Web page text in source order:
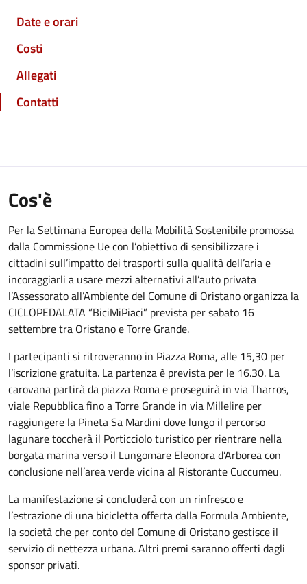
Date e orari
Costi
Allegati
Contatti
Cos'è
Per la Settimana Europea della Mobilità Sostenibile promossa
dalla Commissione Ue con l’obiettivo di sensibilizzare i
cittadini sull’impatto dei trasporti sulla qualità dell’aria e
incoraggiarli a usare mezzi alternativi all’auto privata
l’Assessorato all’Ambiente del Comune di Oristano organizza la
CICLOPEDALATA “BiciMiPiaci” prevista per sabato 16
settembre tra Oristano e Torre Grande.
I partecipanti si ritroveranno in Piazza Roma, alle 15,30 per
l’iscrizione gratuita. La partenza è prevista per le 16.30. La
carovana partirà da piazza Roma e proseguirà in via Tharros,
viale Repubblica fino a Torre Grande in via Millelire per
raggiungere la Pineta Sa Mardini dove lungo il percorso
lagunare toccherà il Porticciolo turistico per rientrare nella
borgata marina verso il Lungomare Eleonora d’Arborea con
conclusione nell’area verde vicina al Ristorante Cuccumeu.
La manifestazione si concluderà con un rinfresco e
l’estrazione di una bicicletta offerta dalla Formula Ambiente,
la società che per conto del Comune di Oristano gestisce il
servizio di nettezza urbana. Altri premi saranno offerti dagli
sponsor privati.